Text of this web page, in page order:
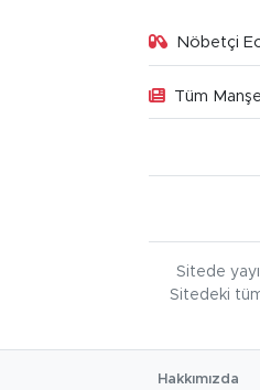
Nöbetçi
Tüm
Sitede
Sitedeki
Hakkımızda